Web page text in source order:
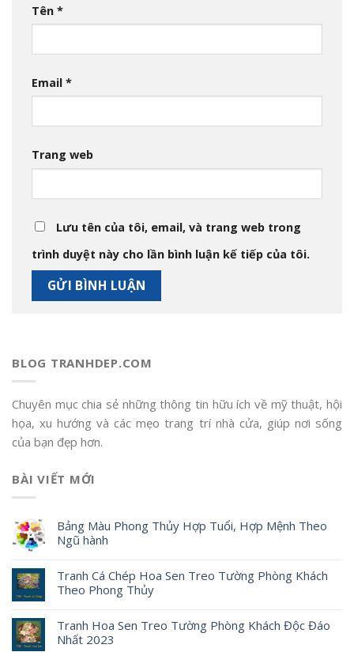
Tên *
Email *
Trang web
Lưu tên của tôi, email, và trang web trong
trình duyệt này cho lần bình luận kế tiếp của tôi.
BLOG TRANHDEP.COM
Chuyên mục chia sẻ những thông tin hữu ích về mỹ thuật, hội
họa, xu hướng và các mẹo trang trí nhà cửa, giúp nơi sống
của bạn đẹp hơn.
BÀI VIẾT MỚI
Bảng Màu Phong Thủy Hợp Tuổi, Hợp Mệnh Theo
Ngũ hành
Tranh Cá Chép Hoa Sen Treo Tường Phòng Khách
Theo Phong Thủy
Tranh Hoa Sen Treo Tường Phòng Khách Độc Đáo
Nhất 2023